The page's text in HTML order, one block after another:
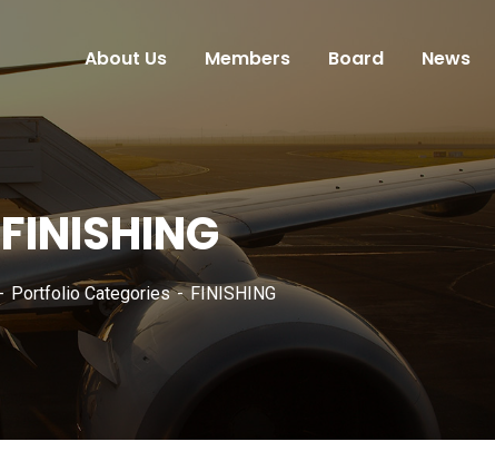
About Us Members Board News
FINISHING
Portfolio Categories FINISHING